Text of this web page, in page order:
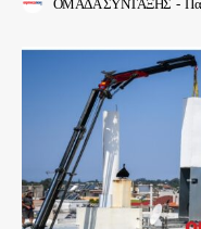
ΟΜΑΔΑ ΣΥΝΤΑΞΗΣ -